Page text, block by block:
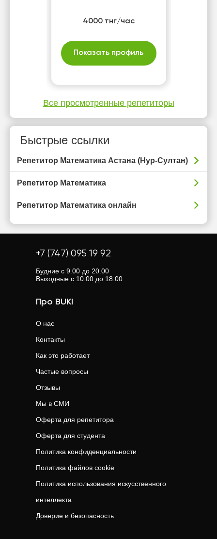
4000 тнг/час
Показать профиль
Все просмотренные репетиторы
Быстрые ссылки
Репетитор Математика Астана (Нур-Султан)
Репетитор Математика
Репетитор Математика онлайн
+7 (747) 095 19 92
Будние с 9.00 до 20.00
Выходные с 10.00 до 18.00
Про BUKI
О нас
Контакты
Как это работает
Частые вопросы
Отзывы
Мы в СМИ
Оферта для репетитора
Оферта для студента
Политика конфиденциальности
Политика файлов cookie
Политика использования искусственного
интеллекта
Доверие и безопасность